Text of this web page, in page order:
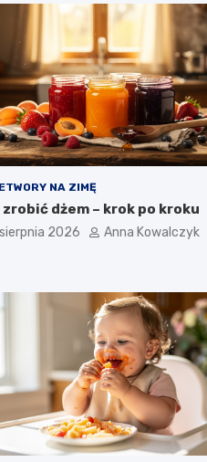
NA ZIMĘ
zrobić dżem – krok po kroku
2026 Anna Kowalczyk